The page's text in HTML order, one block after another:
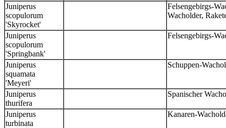
Juniperus
scopulorum
'Skyrocket'
Felsengebirgs-
Wacholder,
Juniperus
scopulorum
'Springbank'
Felsengebirgs-
Juniperus
squamata
'Meyeri'
Schuppen-
Juniperus
thurifera
Spanischer
Juniperus
turbinata
Kanaren-